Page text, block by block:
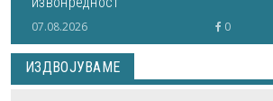
07.08.2026 0
ИЗДВОЈУВАМЕ